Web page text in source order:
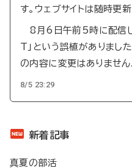
す。ウェブサイトは随時更新
8月6日午前5時に配信し
T」という誤植がありまし
の内容に変更はありません
8/5 23:29
新着記事
真夏の部活